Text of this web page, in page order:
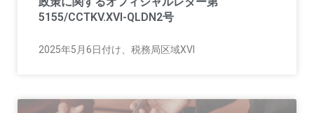
5155/CCTKV.XVI-QLDN2号
2025年5月6日付け、税務局区域XVI